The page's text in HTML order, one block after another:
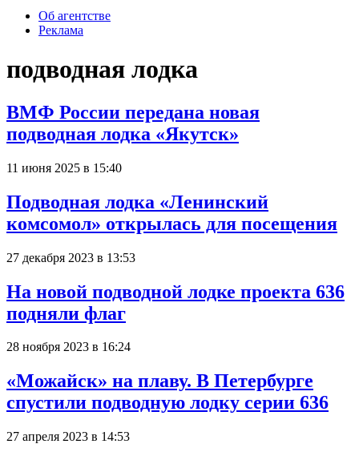
Об агентстве
Реклама
подводная лодка
ВМФ России передана новая
подводная лодка «Якутск»
11 июня 2025 в 15:40
Подводная лодка «Ленинский
комсомол» открылась для посещения
27 декабря 2023 в 13:53
На новой подводной лодке проекта 636
подняли флаг
28 ноября 2023 в 16:24
«Можайск» на плаву. В Петербурге
спустили подводную лодку серии 636
27 апреля 2023 в 14:53